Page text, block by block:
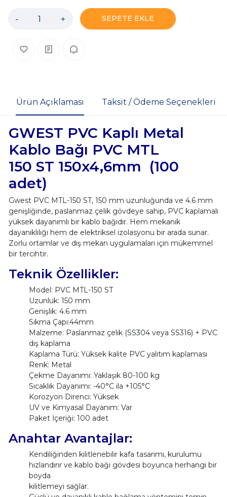
- + SEPETE EKLE
Ürün Açıklaması Taksit / Ödeme Seçenekleri
GWEST PVC Kaplı Metal
Kablo Bağı PVC MTL
150 ST 150x4,6mm (100
adet)
Gwest PVC MTL-150 ST, 150 mm uzunluğunda ve 4.6 mm
genişliğinde, paslanmaz çelik gövdeye sahip, PVC kaplamalı
yüksek dayanımlı bir kablo bağıdır. Hem mekanik
dayanıklılığı hem de elektriksel izolasyonu bir arada sunar.
Zorlu ortamlar ve dış mekan uygulamaları için mükemmel
bir tercihtir.
Teknik Özellikler:
Model: PVC MTL-150 ST
Uzunluk: 150 mm
Genişlik: 4.6 mm
Sıkma Çapı:44mm
Malzeme: Paslanmaz çelik (SS304 veya SS316) + PVC
dış kaplama
Kaplama Türü: Yüksek kalite PVC yalıtım kaplaması
Renk: Metal
Çekme Dayanımı: Yaklaşık 80-100 kg
Sıcaklık Dayanımı: -40°C ila +105°C
Korozyon Direnci: Yüksek
UV ve Kimyasal Dayanım: Var
Paket İçeriği: 100 adet
Anahtar Avantajlar:
Kendiliğinden kilitlenebilir kafa tasarımı, kurulumu
hızlandırır ve kablo bağı gövdesi boyunca herhangi bir
boyda
kilitlemeyi sağlar.